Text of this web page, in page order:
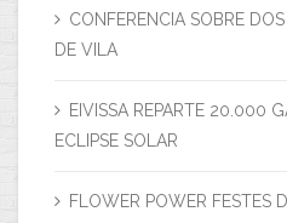
CONFERENCIA SOBRE
DE VILA
EIVISSA REPARTE 20.000
ECLIPSE SOLAR
FLOWER POWER FESTES